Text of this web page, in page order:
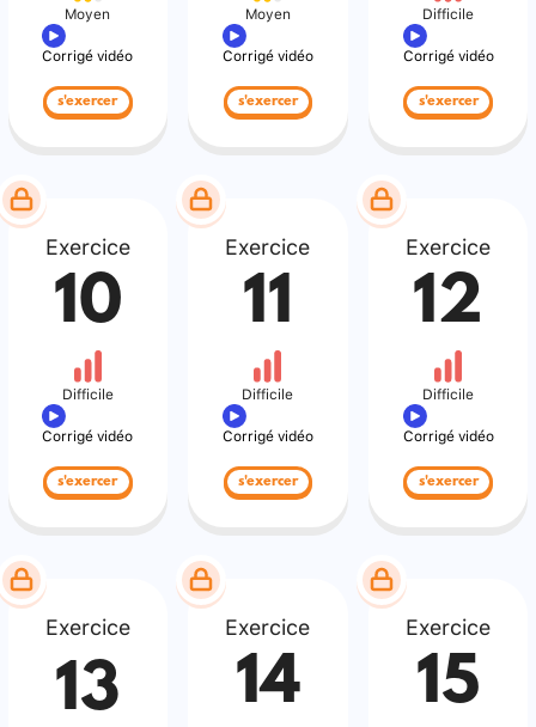
Moyen
Corrigé vidéo
s'exercer
Moyen
Corrigé vidéo
s'exercer
Difficile
Corrigé vidéo
s'exercer
Exercice
10
Difficile
Corrigé vidéo
s'exercer
Exercice
11
Difficile
Corrigé vidéo
s'exercer
Exercice
12
Difficile
Corrigé vidéo
s'exercer
Exercice
13
Exercice
14
Exercice
15